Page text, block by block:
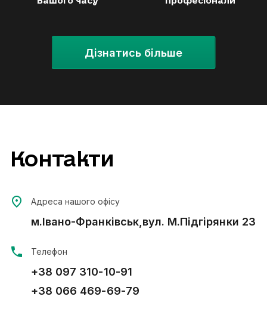
Дізнатись більше
Контакти
Адреса нашого офісу
м.Івано-Франківськ,вул. М.Підгірянки 23
Телефон
+38 097 310-10-91
+38 066 469-69-79